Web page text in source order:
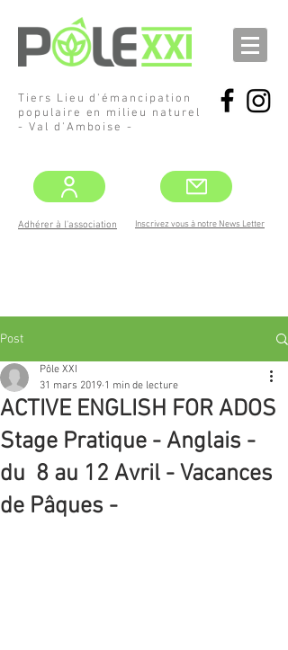
Tiers Lieu d'émancipation
populaire en milieu naturel
- Val d'Amboise -
Adhérer à l'association Inscrivez vous à notre News Letter
Post
ACTIVE ENGLISH FOR ADOS
Stage Pratique - Anglais -
du 8 au 12 Avril - Vacances
de Pâques -
Pôle XXI
31 mars 2019 1 min de lecture